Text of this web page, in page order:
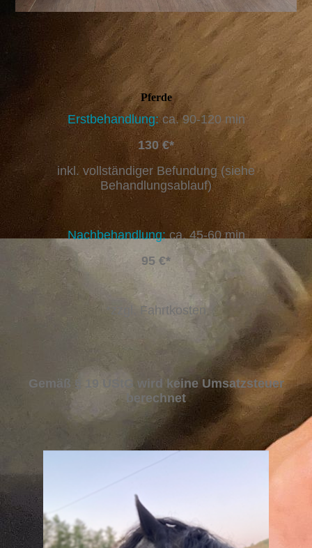
Pferde
Erstbehandlung: ca. 90-120 min
130 €*
inkl. vollständiger Befundung (siehe
Behandlungsablauf)
Nachbehandlung: ca. 45-60 min
95 €*
*zzgl. Fahrtkosten
Gemäß § 19 UStG wird keine Umsatzsteuer
berechnet